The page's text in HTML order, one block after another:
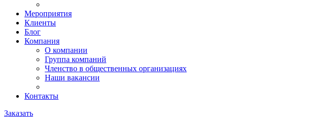
Мероприятия
Клиенты
Блог
Компания
О компании
Группа компаний
Членство в общественных организациях
Наши вакансии
Контакты
Заказать